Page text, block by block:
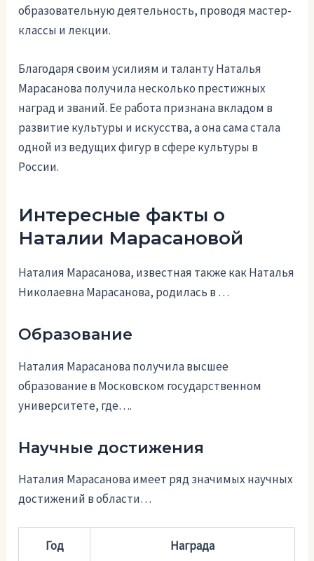
образовательную деятельность, проводя мастер-
классы и лекции.
Благодаря своим усилиям и таланту Наталья
Марасанова получила несколько престижных
наград и званий. Ее работа признана вкладом в
развитие культуры и искусства, а она сама стала
одной из ведущих фигур в сфере культуры в
России.
Интересные факты о
Наталии Марасановой
Наталия Марасанова, известная также как Наталья
Николаевна Марасанова, родилась в …
Образование
Наталия Марасанова получила высшее
образование в Московском государственном
университете, где….
Научные достижения
Наталия Марасанова имеет ряд значимых научных
достижений в области…
Год Награда